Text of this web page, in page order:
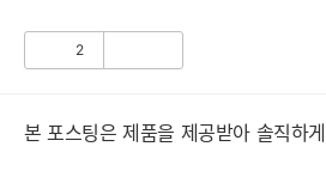
2
본 포스팅은 제품을 제공받아 솔직하